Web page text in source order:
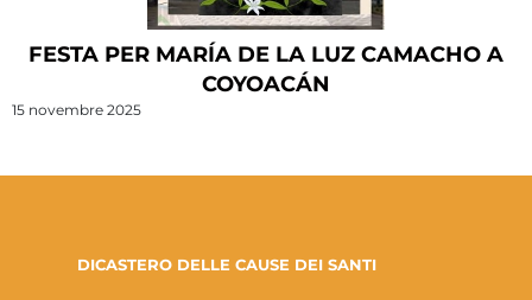
FESTA PER MARÍA DE LA LUZ CAMACHO A
COYOACÁN
15 novembre 2025
DICASTERO DELLE CAUSE DEI SANTI